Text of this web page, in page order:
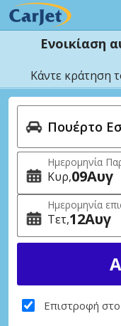
Ενοικίαση
Κάντε κράτηση
Ημερομηνία
Κυρ 09Αυγ
Ημερομηνία
Τετ 12Αυγ
Επιστροφή στο